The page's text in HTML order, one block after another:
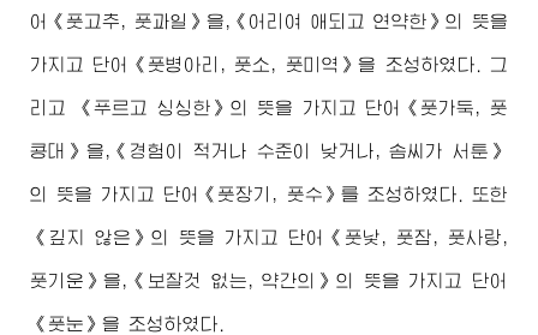
어《풋고추, 풋과일》을,《어리여 애되고 연약한》의 뜻을
가지고 단어《풋병아리, 풋소, 풋미역》을 조성하였다. 그
리고 《푸르고 싱싱한》의 뜻을 가지고 단어《풋가둑, 풋
콩대》을,《경험이 적거나 수준이 낮거나, 솜씨가 서툰》
의 뜻을 가지고 단어《풋장기, 풋수》를 조성하였다. 또한
《깊지 않은》의 뜻을 가지고 단어《풋낯, 풋잠, 풋사랑,
풋기운》을,《보잘것 없는, 약간의》의 뜻을 가지고 단어
《풋눈》을 조성하였다.